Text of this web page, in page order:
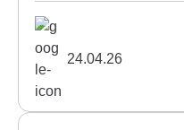
24.04.26